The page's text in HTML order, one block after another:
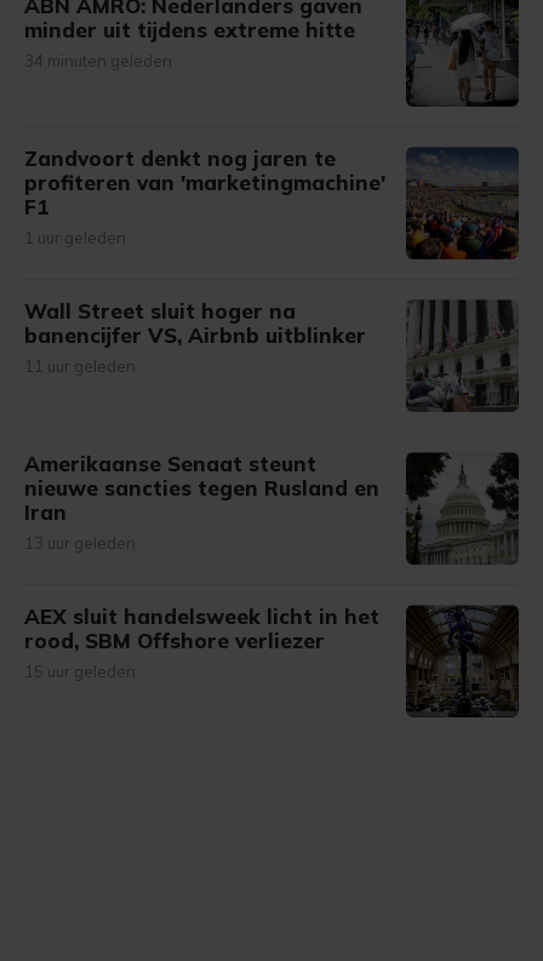
ABN AMRO: Nederlanders gaven
minder uit tijdens extreme hitte
34 minuten geleden
Zandvoort denkt nog jaren te
profiteren van 'marketingmachine'
F1
1 uur geleden
Wall Street sluit hoger na
banencijfer VS, Airbnb uitblinker
11 uur geleden
Amerikaanse Senaat steunt
nieuwe sancties tegen Rusland en
Iran
13 uur geleden
AEX sluit handelsweek licht in het
rood, SBM Offshore verliezer
15 uur geleden